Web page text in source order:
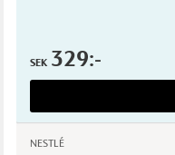
SEK 329:-
NESTLÉ